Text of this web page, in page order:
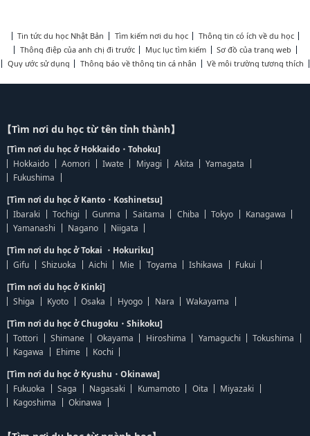
Tin tức du học Nhật Bản Tìm kiếm nơi du học
Thông tin có ích về du học
Thông điệp của anh chị đi trước
Mục lục tìm kiếm
Sơ đồ của trang web
Quy ước sử dụng
Thông báo về thông tin cá nhân Về môi trường tương thích
【Tìm nơi du học từ tên tỉnh thành】
[Tìm nơi du học ở Hokkaido・Tohoku]
Hokkaido
Aomori Iwate Miyagi Akita
Yamagata
Fukushima
[Tìm nơi du học ở Kanto・Koshinetsu]
Ibaraki
Tochigi Gunma Saitama Chiba Tokyo
Kanagawa
Yamanashi
Nagano
Niigata
[Tìm nơi du học ở Tokai ・Hokuriku]
Gifu
Shizuoka Aichi Mie Toyama Ishikawa
Fukui
[Tìm nơi du học ở Kinki]
Shiga
Kyoto Osaka Hyogo Nara
Wakayama
[Tìm nơi du học ở Chugoku・Shikoku]
Tottori
Shimane Okayama Hiroshima Yamaguchi
Tokushima
Kagawa
Ehime
Kochi
[Tìm nơi du học ở Kyushu・Okinawa]
Fukuoka
Saga Nagasaki Kumamoto Oita
Miyazaki
Kagoshima
Okinawa